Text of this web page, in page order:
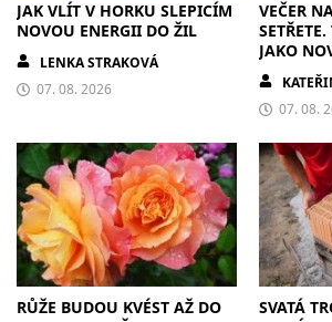
JAK VLÍT V HORKU SLEPICÍM
NOVOU ENERGII DO ŽIL
LENKA STRAKOVÁ
07. 08. 2026
VEČER
JAKO
07. 08.
RŮŽE BUDOU KVÉST AŽ DO
SVATÁ